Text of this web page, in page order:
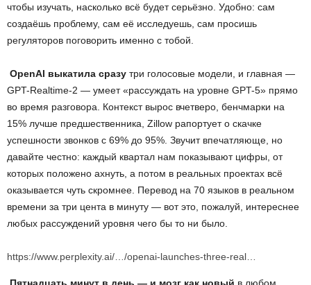
чтобы изучать, насколько всё будет серьёзно. Удобно: сам
создаёшь проблему, сам её исследуешь, сам просишь
регуляторов поговорить именно с тобой.
OpenAI выкатила сразу три голосовые модели, и главная —
GPT-Realtime-2 — умеет «рассуждать на уровне GPT-5» прямо
во время разговора. Контекст вырос вчетверо, бенчмарки на
15% лучше предшественника, Zillow рапортует о скачке
успешности звонков с 69% до 95%. Звучит впечатляюще, но
давайте честно: каждый квартал нам показывают цифры, от
которых положено ахнуть, а потом в реальных проектах всё
оказывается чуть скромнее. Перевод на 70 языков в реальном
времени за три цента в минуту — вот это, пожалуй, интереснее
любых рассуждений уровня чего бы то ни было.
https://www.perplexity.ai/…/openai-launches-three-real…